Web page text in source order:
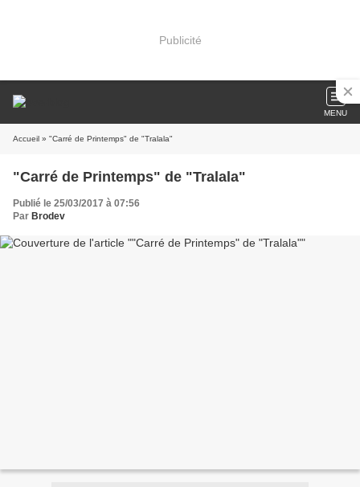
Publicité
MENU
Accueil » "Carré de Printemps" de "Tralala"
"Carré de Printemps" de "Tralala"
Publié le 25/03/2017 à 07:56
Par Brodev